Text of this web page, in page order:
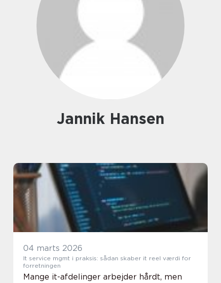
Jannik Hansen
04 marts 2026
It service mgmt i praksis: sådan skaber it reel værdi for
forretningen
Mange it-afdelinger arbejder hårdt, men